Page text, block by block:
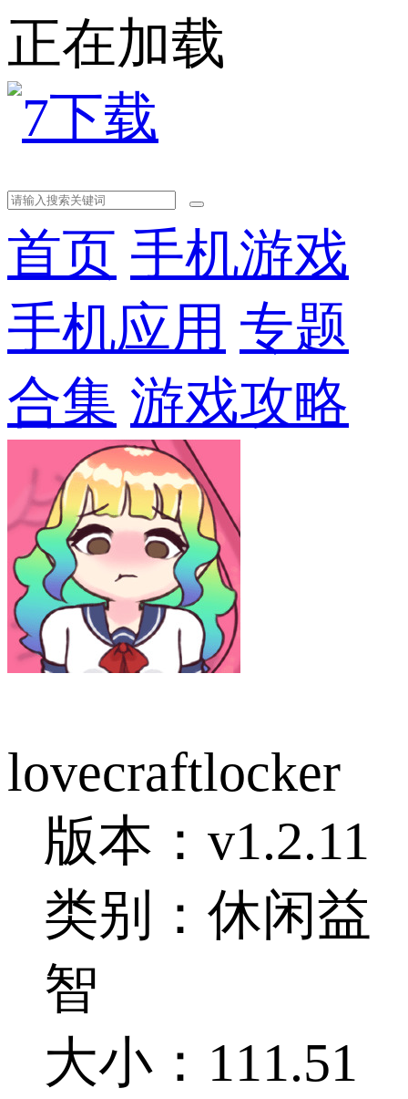
正在加载
首页 手机游戏
手机应用 专题
合集 游戏攻略
lovecraftlocker
版本：v1.2.11
类别：休闲益
智
大小：111.51